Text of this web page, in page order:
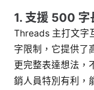
1. 支援 500 字
Threads 主打文字
字限制，它提供了
更完整表達想法，
銷人員特別有利，